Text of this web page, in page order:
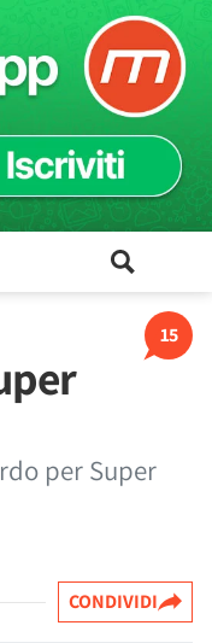
15
per Super
CONDIVIDI